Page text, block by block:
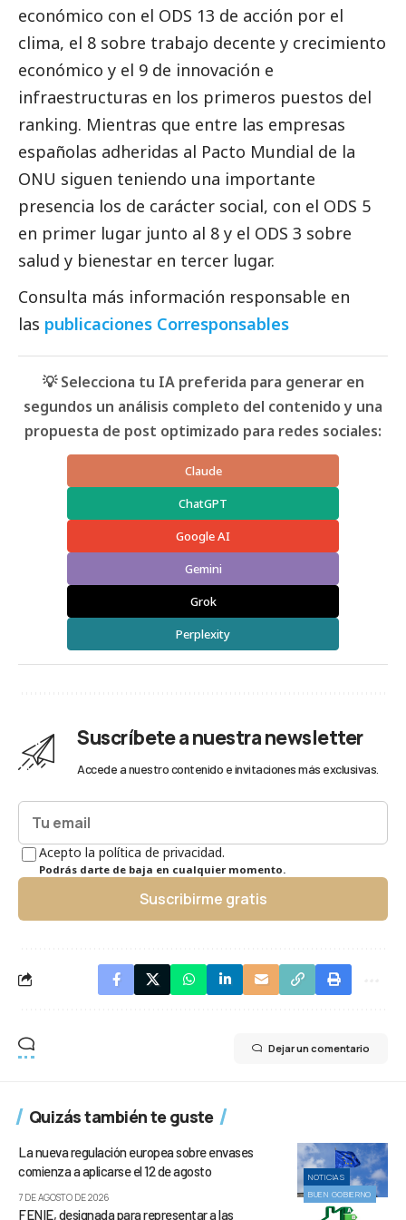
económico con el ODS 13 de acción por el
clima, el 8 sobre trabajo decente y crecimiento
económico y el 9 de innovación e
infraestructuras en los primeros puestos del
ranking. Mientras que entre las empresas
españolas adheridas al Pacto Mundial de la
ONU siguen teniendo una importante
presencia los de carácter social, con el ODS 5
en primer lugar junto al 8 y el ODS 3 sobre
salud y bienestar en tercer lugar.
Consulta más información responsable en
las publicaciones Corresponsables
💡 Selecciona tu IA preferida para generar en
segundos un análisis completo del contenido y una
propuesta de post optimizado para redes sociales:
Claude
ChatGPT
Google AI
Gemini
Grok
Perplexity
Suscríbete a nuestra newsletter
Accede a nuestro contenido e invitaciones más exclusivas.
Acepto la política de privacidad.
Podrás darte de baja en cualquier momento.
Suscribirme gratis
Dejar un comentario
Quizás también te guste
NOTICIAS
BUEN GOBIERNO
La nueva regulación europea sobre envases
comienza a aplicarse el 12 de agosto
7 DE AGOSTO DE 2026
FENIE, designada para representar a las